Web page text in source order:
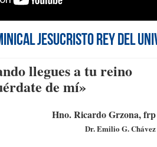
Jesucristo Rey del
llegues a tu reino
de mí»
Hno. Ricardo Grzona, frp
Dr. Emilio G. Chávez